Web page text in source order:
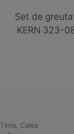
Set de
KERN 323-
Calea